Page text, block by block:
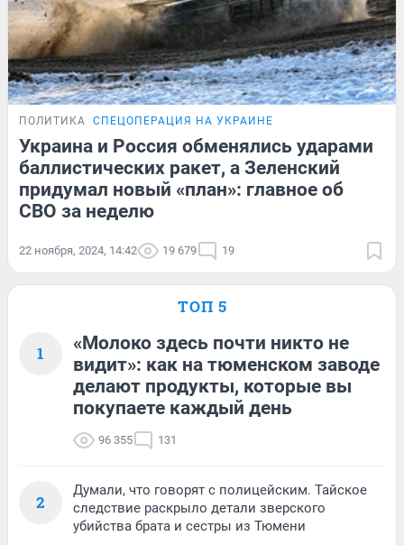
ПОЛИТИКА СПЕЦОПЕРАЦИЯ НА УКРАИНЕ
Украина и Россия обменялись ударами
баллистических ракет, а Зеленский
придумал новый «план»: главное об
СВО за неделю
22 ноября, 2024, 14:42 19 679 19
ТОП 5
1
«Молоко здесь почти никто не
видит»: как на тюменском заводе
делают продукты, которые вы
покупаете каждый день
96 355 131
2
Думали, что говорят с полицейским. Тайское
следствие раскрыло детали зверского
убийства брата и сестры из Тюмени